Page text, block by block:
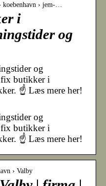
› jem-…
i
og
og
butikker i
☝ Læs mere her!
og
butikker i
☝ Læs mere her!
› Valby